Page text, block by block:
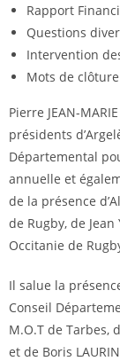
Rapport
Questions
Intervention
Mots de
Pierre JEAN-
présidents
Départemental
annuelle et
de la présence
de Rugby, de
Occitanie de
Il salue la
Conseil
M.O.T de Tarbes,
et de Boris